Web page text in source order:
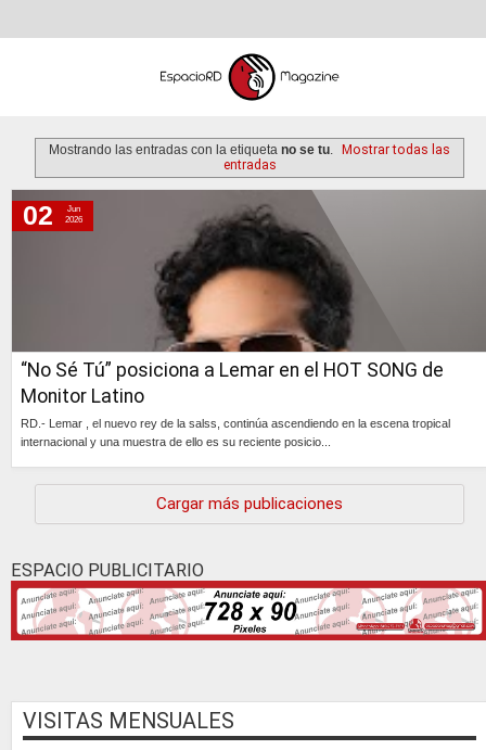
Mostrando las entradas con la etiquetano se tu
Mostrar todas las
entradas
martes, 2 de junio de 2026
“No Sé Tú” posiciona a Lemar en el HOT SONG de
Monitor Latino
RD.- Lemar , el nuevo rey de la salss, continúa ascendiendo en la escena tropical
internacional y una muestra de ello es su reciente posicio...
02
Jun
2026
Cargar más publicaciones
ESPACIO PUBLICITARIO
VISITAS MENSUALES